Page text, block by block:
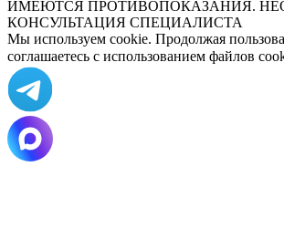
ИМЕЮТСЯ ПРОТИВОПОКАЗАНИЯ.
КОНСУЛЬТАЦИЯ СПЕЦИАЛИСТА
Мы используем cookie. Продолжая
соглашаетесь с использованием файлов